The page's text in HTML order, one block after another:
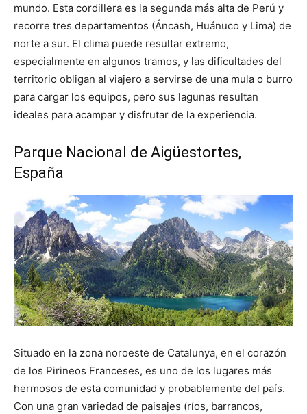
mundo. Esta cordillera es la segunda más alta de Perú y
recorre tres departamentos (Áncash, Huánuco y Lima) de
norte a sur. El clima puede resultar extremo,
especialmente en algunos tramos, y las dificultades del
territorio obligan al viajero a servirse de una mula o burro
para cargar los equipos, pero sus lagunas resultan
ideales para acampar y disfrutar de la experiencia.
Parque Nacional de Aigüestortes,
España
Situado en la zona noroeste de Catalunya, en el corazón
de los Pirineos Franceses, es uno de los lugares más
hermosos de esta comunidad y probablemente del país.
Con una gran variedad de paisajes (ríos, barrancos,